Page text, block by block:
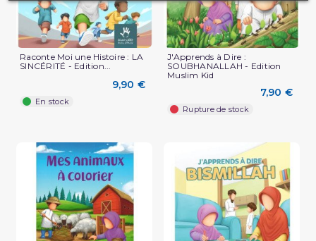
Raconte Moi une Histoire : LA
SINCÉRITÉ - Edition...
9,90 €
En stock
J'Apprends à Dire :
SOUBHANALLAH - Edition
Muslim Kid
7,90 €
Rupture de stock